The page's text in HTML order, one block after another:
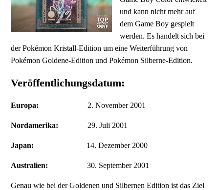
und kann nicht mehr auf
dem Game Boy gespielt
werden. Es handelt sich bei
der Pokémon Kristall-Edition um eine Weiterführung von
Pokémon Goldene-Edition und Pokémon Silberne-Edition.
Veröffentlichungsdatum:
Europa: 2. November 2001
Nordamerika: 29. Juli 2001
Japan: 14. Dezember 2000
Australien: 30. September 2001
Genau wie bei der Goldenen und Silbernen Edition ist das Ziel